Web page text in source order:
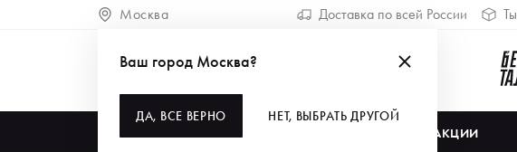
Москва Доставка по всей России
АКЦИИ
Ваш город Москва?
ДА, ВСЕ ВЕРНО НЕТ, ВЫБРАТЬ ДРУГОЙ